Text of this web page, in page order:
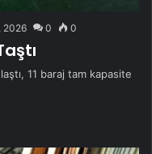
2026 0 0
11 baraj tam kapasite